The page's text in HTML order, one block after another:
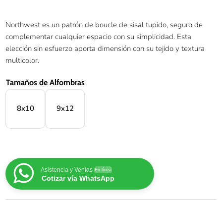
Northwest es un patrón de boucle de sisal tupido, seguro de
complementar cualquier espacio con su simplicidad. Esta
elección sin esfuerzo aporta dimensión con su tejido y textura
multicolor.
Tamaños de Alfombras
8x10 9x12
Asistencia y Ventas En línea
Cotizar vía WhatsApp